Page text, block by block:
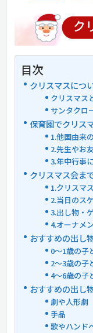
目次
クリスマスにつ
クリスマス
サンタクロ
保育園でクリス
1.他国由来
2.先生やお
3.年中行事
クリスマス会ま
1.クリスマ
2.当日のス
3.出し物・
4.オーナメ
おすすめの出し
0〜1歳の子
2〜3歳の子
4〜6歳の子
おすすめの出し
劇や人形劇
手品
歌やハンド